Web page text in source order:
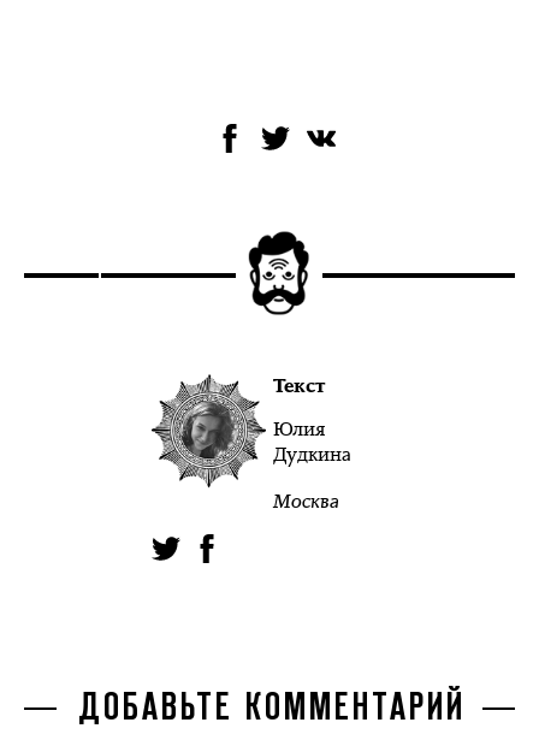
Текст
Юлия
Дудкина
Москва
ДОБАВЬТЕ КОММЕНТАРИЙ